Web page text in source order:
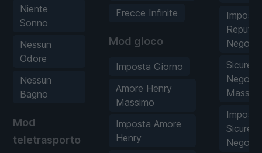
Niente
Sonno
Nessun
Odore
Nessun
Bagno
Mod
teletrasporto
Frecce Infinite
Mod gioco
Imposta Giorno
Amore Henry
Massimo
Imposta Amore
Henry
Imposta
Negozio
Negozio
Imposta
Negozio